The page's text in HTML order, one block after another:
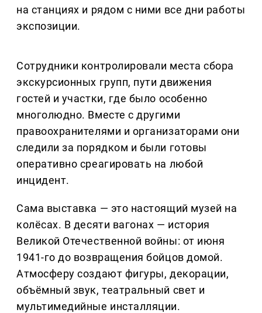
на станциях и рядом с ними все дни работы
экспозиции.
Сотрудники контролировали места сбора
экскурсионных групп, пути движения
гостей и участки, где было особенно
многолюдно. Вместе с другими
правоохранителями и организаторами они
следили за порядком и были готовы
оперативно среагировать на любой
инцидент.
Сама выставка — это настоящий музей на
колёсах. В десяти вагонах — история
Великой Отечественной войны: от июня
1941-го до возвращения бойцов домой.
Атмосферу создают фигуры, декорации,
объёмный звук, театральный свет и
мультимедийные инсталляции.